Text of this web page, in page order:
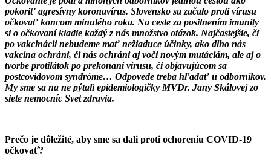
pokoriť agresívny koronavírus. Slovensko sa začalo proti vírusu
očkovať koncom minulého roka. Na ceste za posilnením imunity
si o očkovaní kladie každý z nás množstvo otázok. Najčastejšie, či
po vakcinácii nebudeme mať nežiaduce účinky, ako dlho nás
vakcína ochráni, či nás ochráni aj voči novým mutáciám, ale aj o
tvorbe protilátok po prekonaní vírusu, či objavujúcom sa
postcovidovom syndróme… Odpovede treba hľadať u odborníkov.
My sme sa na ne pýtali epidemiologičky MVDr. Jany Skálovej zo
siete nemocníc Svet zdravia.
Prečo je dôležité, aby sme sa dali proti ochoreniu COVID-19
očkovať?